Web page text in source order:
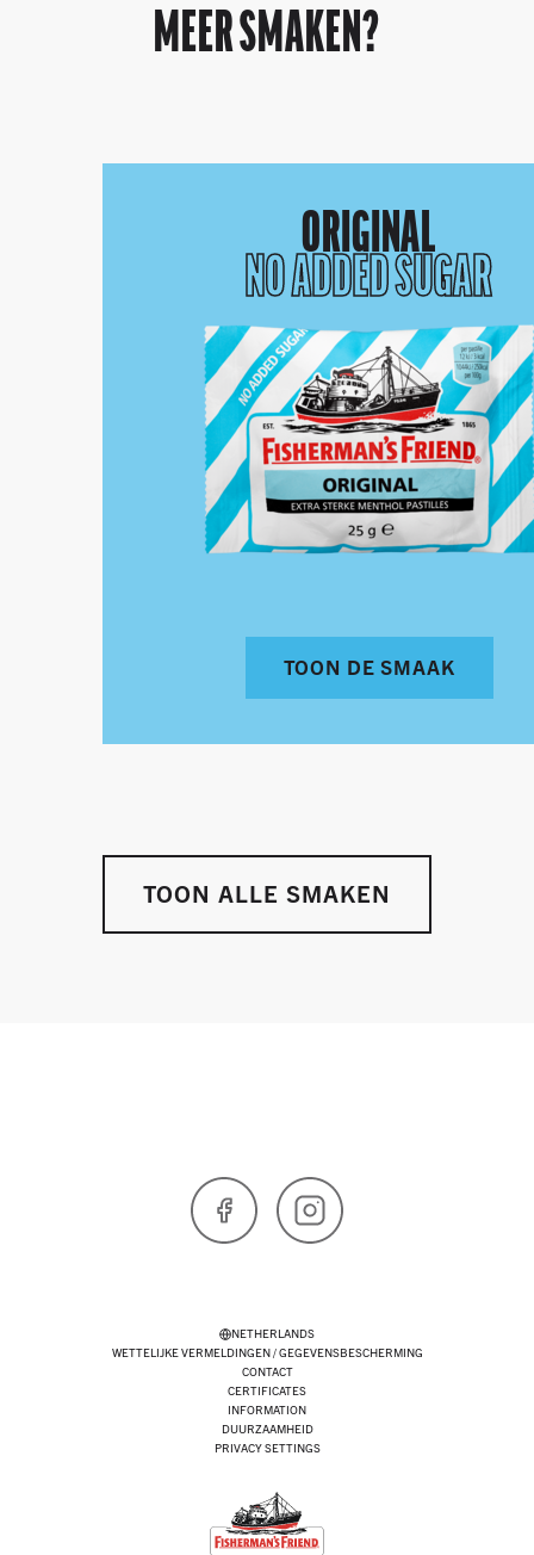
MEER SMAKEN?
ORIGINAL
NO ADDED SUGAR
TOON DE SMAAK
TOON ALLE SMAKEN
NETHERLANDS
WETTELIJKE VERMELDINGEN / GEGEVENSBESCHERMING
CONTACT
CERTIFICATES
INFORMATION
DUURZAAMHEID
PRIVACY SETTINGS